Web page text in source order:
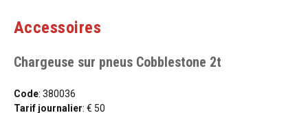
Accessoires
Chargeuse sur pneus Cobblestone 2t
Code: 380036
Tarif journalier: € 50